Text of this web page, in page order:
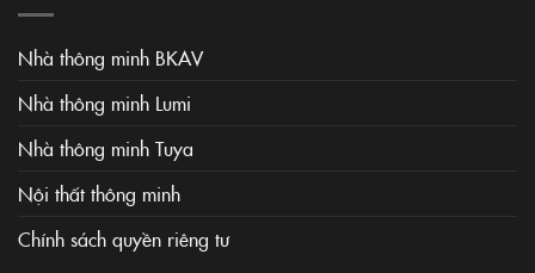
Nhà thông minh BKAV
Nhà thông minh Lumi
Nhà thông minh Tuya
Nội thất thông minh
Chính sách quyền riêng tư